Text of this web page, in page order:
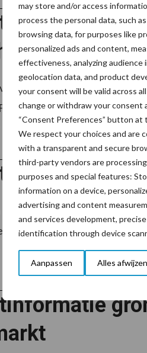
may store and/or access
process the personal data, such
browsing data, for purposes like
personalized ads and content,
effectiveness, analyzing
geolocation data, and product
your consent will be valid across
change or withdraw your consent
“Consent Preferences” button
We respect your choices and are
with a transparent and secure
third-party vendors are
purposes and special features:
information on a device,
advertising and content
and services development,
identification through device
Aanpassen Alles afwijzen
granen vanuit de EU daalt
export van granen
hebben de
wereldwijd licht, waarbij de